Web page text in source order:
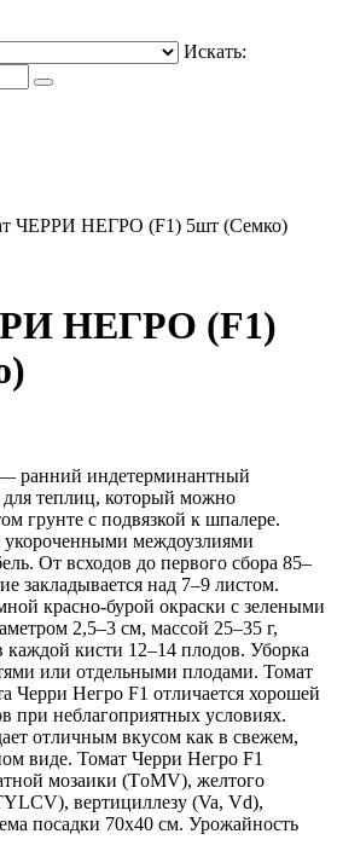
Искать:
ЧЕРРИ НЕГРО (F1) 5шт (Семко)
НЕГРО (F1)
ранний индетерминантный
для теплиц, который можно
грунте с подвязкой к шпалере.
укороченными междоузлиями
От всходов до первого сбора 85–
закладывается над 7–9 листом.
красно-бурой окраски с зелеными
2,5–3 см, массой 25–35 г,
каждой кисти 12–14 плодов. Уборка
или отдельными плодами. Томат
Черри Негро F1 отличается хорошей
при неблагоприятных условиях.
отличным вкусом как в свежем,
виде. Томат Черри Негро F1
мозаики (TоMV), желтого
вертициллезу (Va, Vd),
посадки 70х40 см. Урожайность